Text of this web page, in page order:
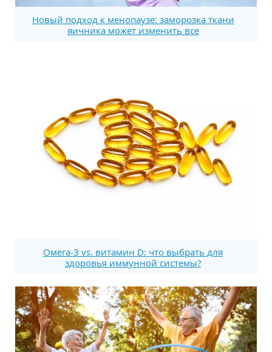
Новый подход к менопаузе: заморозка ткани
яичника может изменить все
Омега-3 vs. витамин D: что выбрать для
здоровья иммунной системы?